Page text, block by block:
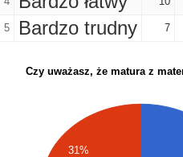
5 Bardzo trudny 7
Czy uważasz, że matura z
31%